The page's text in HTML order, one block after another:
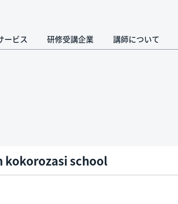
ービス 研修受講企業 講師について
kokorozasi school